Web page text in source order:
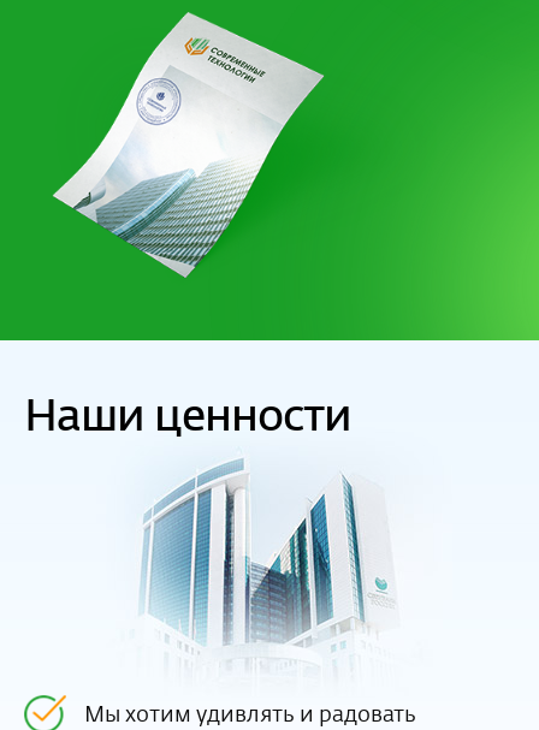
Наши ценности
Мы хотим удивлять и радовать